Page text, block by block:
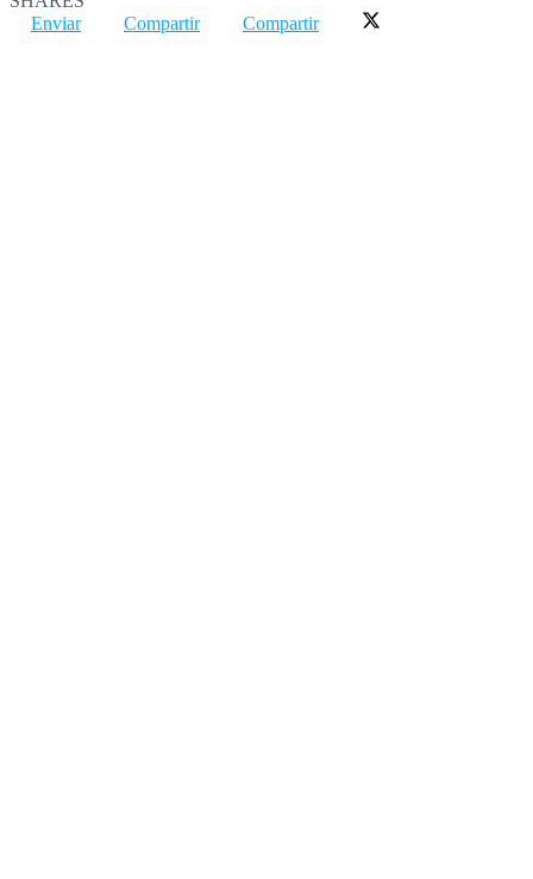
Enviar
Compartir Compartir